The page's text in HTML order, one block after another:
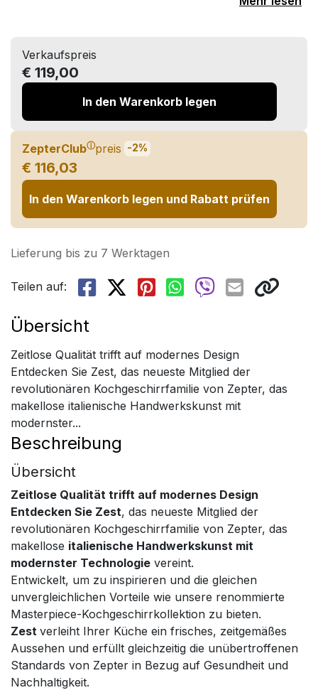
Verkaufspreis
€ 119,00
In den Warenkorb legen
ZepterClubⓘpreis -2%
€ 116,03
In den Warenkorb legen und Rabatt prüfen
Lieferung bis zu 7 Werktagen
Teilen auf:
Übersicht
Zeitlose Qualität trifft auf modernes Design
Entdecken Sie Zest, das neueste Mitglied der
revolutionären Kochgeschirrfamilie von Zepter, das
makellose italienische Handwerkskunst mit
modernster...
Beschreibung
Übersicht
Zeitlose Qualität trifft auf modernes Design
Entdecken Sie Zest, das neueste Mitglied der
revolutionären Kochgeschirrfamilie von Zepter, das
makellose italienische Handwerkskunst mit
modernster Technologie vereint.
Entwickelt, um zu inspirieren und die gleichen
unvergleichlichen Vorteile wie unsere renommierte
Masterpiece-Kochgeschirrkollektion zu bieten.
Zest verleiht Ihrer Küche ein frisches, zeitgemäßes
Aussehen und erfüllt gleichzeitig die unübertroffenen
Standards von Zepter in Bezug auf Gesundheit und
Nachhaltigkeit.